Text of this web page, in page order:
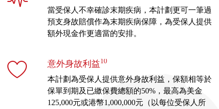
當受保人不幸確診末期疾病，本計劃更可一筆過
預支身故賠償作為末期疾病保障，為受保人提供
額外現金作更適當的安排。
意外身故利益10
本計劃為受保人提供意外身故利益，保額相等於
保單到期及已繳保費總額的50%，最高為美金
125,000元或港幣1,000,000元（以每位受保人所